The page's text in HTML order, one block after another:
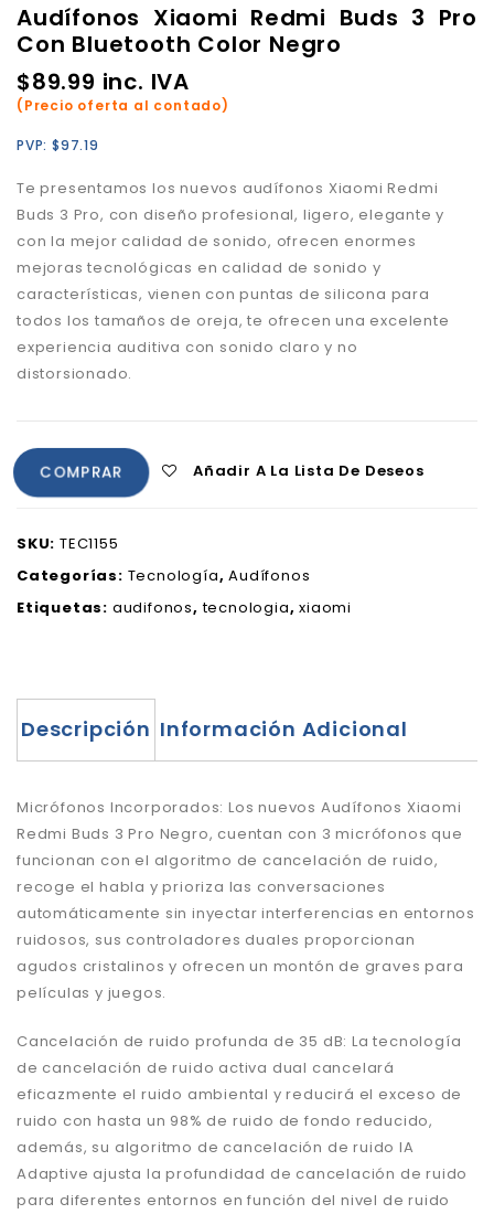
Audífonos Xiaomi Redmi Buds 3 Pro
Con Bluetooth Color Negro
$89.99 inc. IVA
(Precio oferta al contado)
PVP: $97.19
Te presentamos los nuevos audífonos Xiaomi Redmi
Buds 3 Pro, con diseño profesional, ligero, elegante y
con la mejor calidad de sonido, ofrecen enormes
mejoras tecnológicas en calidad de sonido y
características, vienen con puntas de silicona para
todos los tamaños de oreja, te ofrecen una excelente
experiencia auditiva con sonido claro y no
distorsionado.
COMPRAR Añadir A La Lista De Deseos
SKU: TEC1155
Categorías: Tecnología,Audífonos
Etiquetas: audifonos,tecnologia,xiaomi
Descripción Información Adicional
Micrófonos Incorporados: Los nuevos Audífonos Xiaomi
Redmi Buds 3 Pro Negro, cuentan con 3 micrófonos que
funcionan con el algoritmo de cancelación de ruido,
recoge el habla y prioriza las conversaciones
automáticamente sin inyectar interferencias en entornos
ruidosos, sus controladores duales proporcionan
agudos cristalinos y ofrecen un montón de graves para
películas y juegos.
Cancelación de ruido profunda de 35 dB: La tecnología
de cancelación de ruido activa dual cancelará
eficazmente el ruido ambiental y reducirá el exceso de
ruido con hasta un 98% de ruido de fondo reducido,
además, su algoritmo de cancelación de ruido IA
Adaptive ajusta la profundidad de cancelación de ruido
para diferentes entornos en función del nivel de ruido